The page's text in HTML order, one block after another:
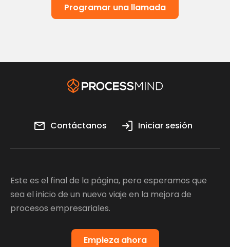
Programar una llamada
Contáctanos Iniciar sesión
Este es el final de la página, pero esperamos que
sea el inicio de un nuevo viaje en la mejora de
procesos empresariales.
Empieza ahora